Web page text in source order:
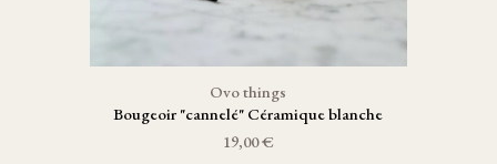
Ovo things
Bougeoir "cannelé" Céramique blanche
19,00 €